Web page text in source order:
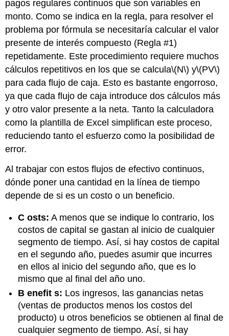
pagos regulares continuos que son variables en
monto. Como se indica en la regla, para resolver el
problema por fórmula se necesitaría calcular el valor
presente de interés compuesto (Regla #1)
repetidamente. Este procedimiento requiere muchos
cálculos repetitivos en los que se calcula\(N\) y\(PV\)
para cada flujo de caja. Esto es bastante engorroso,
ya que cada flujo de caja introduce dos cálculos más
y otro valor presente a la neta. Tanto la calculadora
como la plantilla de Excel simplifican este proceso,
reduciendo tanto el esfuerzo como la posibilidad de
error.
Al trabajar con estos flujos de efectivo continuos,
dónde poner una cantidad en la línea de tiempo
depende de si es un costo o un beneficio.
C osts: A menos que se indique lo contrario, los
costos de capital se gastan al inicio de cualquier
segmento de tiempo. Así, si hay costos de capital
en el segundo año, puedes asumir que incurres
en ellos al inicio del segundo año, que es lo
mismo que al final del año uno.
B enefit s: Los ingresos, las ganancias netas
(ventas de productos menos los costos del
producto) u otros beneficios se obtienen al final de
cualquier segmento de tiempo. Así, si hay